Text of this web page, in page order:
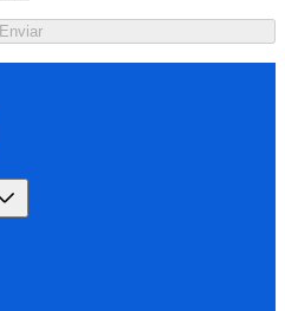
Enviar